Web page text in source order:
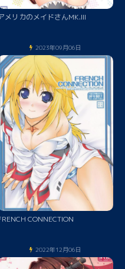
メリカのメイドさんMK.III
2023年09月06日
CONNECTION
2022年12月06日